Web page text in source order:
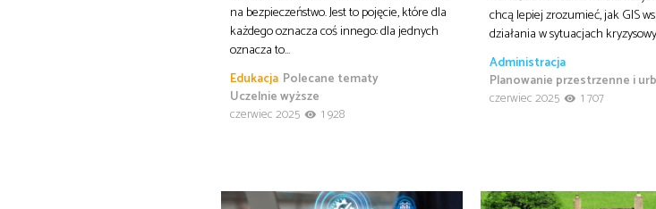
na bezpieczeństwo. Jest to pojęcie, które dla
każdego oznacza coś innego: dla jednych
oznacza to…
Edukacja Polecane tematy
Uczelnie wyższe
czerwiec 2025
1 928
chcą lepiej zrozumieć, jak GIS
działania w sytuacjach
Administracja
Planowanie przestrzenne i
czerwiec 2025
1 707